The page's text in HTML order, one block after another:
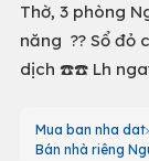
Thờ, 3 phòng
năng ?? Sổ đỏ
dịch ☎️☎️ Lh
Mua ban nha dat
Bán nhà riêng